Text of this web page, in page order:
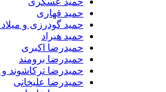
حمید قهاری
حمید گودرزی و میلاد بابایی
حمید هیراد
حمیدرضا اکبری
حمیدرضا برومند
حمیدرضا ترکاشوند و امیریل
حمیدرضا علیخانی